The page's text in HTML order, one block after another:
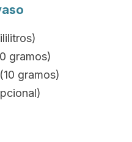
gramos)
gramos)